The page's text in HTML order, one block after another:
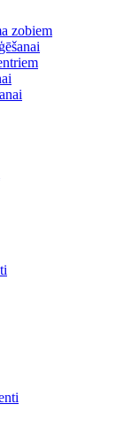
zobiem